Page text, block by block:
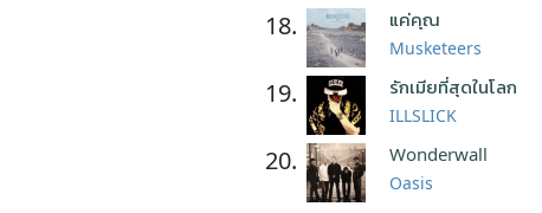
18. แค่คุณ
Musketeers
19. รักเมียที่สุดในโลก
ILLSLICK
20. Wonderwall
Oasis